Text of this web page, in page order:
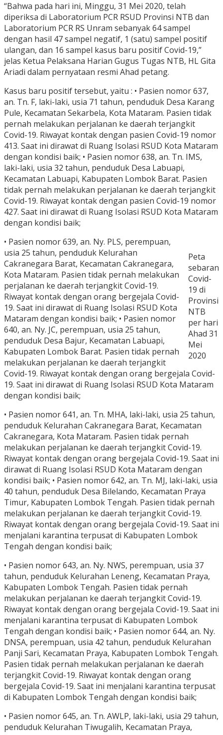
“Bahwa pada hari ini, Minggu, 31 Mei 2020, telah
diperiksa di Laboratorium PCR RSUD Provinsi NTB dan
Laboratorium PCR RS Unram sebanyak 64 sampel
dengan hasil 47 sampel negatif, 1 (satu) sampel positif
ulangan, dan 16 sampel kasus baru positif Covid-19,”
jelas Ketua Pelaksana Harian Gugus Tugas NTB, HL Gita
Ariadi dalam pernyataan resmi Ahad petang.
Kasus baru positif tersebut, yaitu : • Pasien nomor 637,
an. Tn. F, laki-laki, usia 71 tahun, penduduk Desa Karang
Pule, Kecamatan Sekarbela, Kota Mataram. Pasien tidak
pernah melakukan perjalanan ke daerah terjangkit
Covid-19. Riwayat kontak dengan pasien Covid-19 nomor
413. Saat ini dirawat di Ruang Isolasi RSUD Kota Mataram
dengan kondisi baik; • Pasien nomor 638, an. Tn. IMS,
laki-laki, usia 32 tahun, penduduk Desa Labuapi,
Kecamatan Labuapi, Kabupaten Lombok Barat. Pasien
tidak pernah melakukan perjalanan ke daerah terjangkit
Covid-19. Riwayat kontak dengan pasien Covid-19 nomor
427. Saat ini dirawat di Ruang Isolasi RSUD Kota Mataram
dengan kondisi baik;
Peta
sebaran
Covid-
19 di
Provinsi
NTB
per hari
Ahad 31
Mei
2020
• Pasien nomor 639, an. Ny. PLS, perempuan,
usia 25 tahun, penduduk Kelurahan
Cakranegara Barat, Kecamatan Cakranegara,
Kota Mataram. Pasien tidak pernah melakukan
perjalanan ke daerah terjangkit Covid-19.
Riwayat kontak dengan orang bergejala Covid-
19. Saat ini dirawat di Ruang Isolasi RSUD Kota
Mataram dengan kondisi baik; • Pasien nomor
640, an. Ny. JC, perempuan, usia 25 tahun,
penduduk Desa Bajur, Kecamatan Labuapi,
Kabupaten Lombok Barat. Pasien tidak pernah
melakukan perjalanan ke daerah terjangkit
Covid-19. Riwayat kontak dengan orang bergejala Covid-
19. Saat ini dirawat di Ruang Isolasi RSUD Kota Mataram
dengan kondisi baik;
• Pasien nomor 641, an. Tn. MHA, laki-laki, usia 25 tahun,
penduduk Kelurahan Cakranegara Barat, Kecamatan
Cakranegara, Kota Mataram. Pasien tidak pernah
melakukan perjalanan ke daerah terjangkit Covid-19.
Riwayat kontak dengan orang bergejala Covid-19. Saat ini
dirawat di Ruang Isolasi RSUD Kota Mataram dengan
kondisi baik; • Pasien nomor 642, an. Tn. MJ, laki-laki, usia
40 tahun, penduduk Desa Bilelando, Kecamatan Praya
Timur, Kabupaten Lombok Tengah. Pasien tidak pernah
melakukan perjalanan ke daerah terjangkit Covid-19.
Riwayat kontak dengan orang bergejala Covid-19. Saat ini
menjalani karantina terpusat di Kabupaten Lombok
Tengah dengan kondisi baik;
• Pasien nomor 643, an. Ny. NWS, perempuan, usia 37
tahun, penduduk Kelurahan Leneng, Kecamatan Praya,
Kabupaten Lombok Tengah. Pasien tidak pernah
melakukan perjalanan ke daerah terjangkit Covid-19.
Riwayat kontak dengan orang bergejala Covid-19. Saat ini
menjalani karantina terpusat di Kabupaten Lombok
Tengah dengan kondisi baik; • Pasien nomor 644, an. Ny.
DNSA, perempuan, usia 42 tahun, penduduk Kelurahan
Panji Sari, Kecamatan Praya, Kabupaten Lombok Tengah.
Pasien tidak pernah melakukan perjalanan ke daerah
terjangkit Covid-19. Riwayat kontak dengan orang
bergejala Covid-19. Saat ini menjalani karantina terpusat
di Kabupaten Lombok Tengah dengan kondisi baik;
• Pasien nomor 645, an. Tn. AWLP, laki-laki, usia 29 tahun,
penduduk Kelurahan Tiwugalih, Kecamatan Praya,